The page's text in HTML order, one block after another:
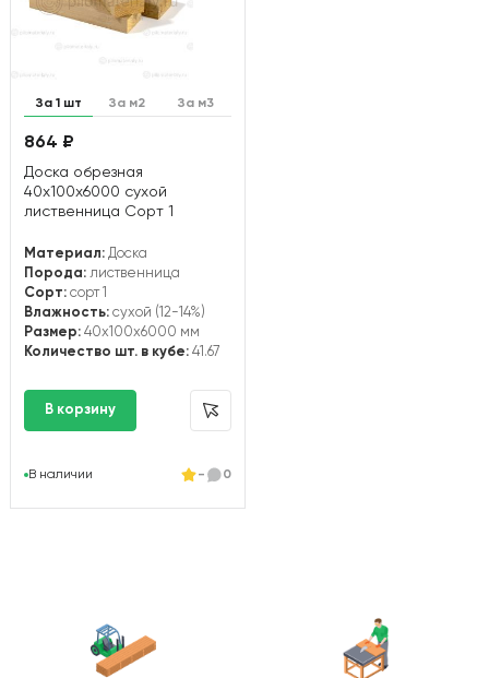
За 1 шт За м2 За м3
864 ₽
Доска обрезная
40х100х6000 сухой
лиственница Сорт 1
Материал: Доска
Порода: лиственница
Сорт: сорт 1
Влажность: сухой (12-14%)
Размер: 40x100x6000 мм
Количество шт. в кубе: 41.67
В наличии - 0